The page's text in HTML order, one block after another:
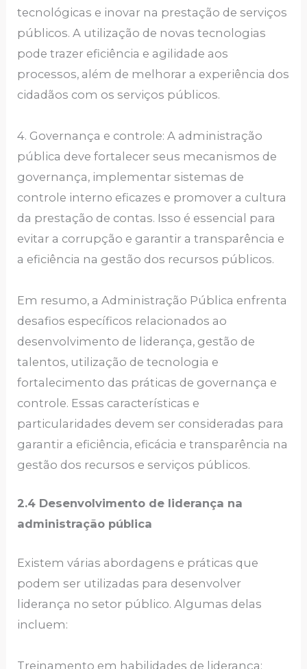
tecnológicas e inovar na prestação de serviços
públicos. A utilização de novas tecnologias
pode trazer eficiência e agilidade aos
processos, além de melhorar a experiência dos
cidadãos com os serviços públicos.
4. Governança e controle: A administração
pública deve fortalecer seus mecanismos de
governança, implementar sistemas de
controle interno eficazes e promover a cultura
da prestação de contas. Isso é essencial para
evitar a corrupção e garantir a transparência e
a eficiência na gestão dos recursos públicos.
Em resumo, a Administração Pública enfrenta
desafios específicos relacionados ao
desenvolvimento de liderança, gestão de
talentos, utilização de tecnologia e
fortalecimento das práticas de governança e
controle. Essas características e
particularidades devem ser consideradas para
garantir a eficiência, eficácia e transparência na
gestão dos recursos e serviços públicos.
2.4 Desenvolvimento de liderança na
administração pública
Existem várias abordagens e práticas que
podem ser utilizadas para desenvolver
liderança no setor público. Algumas delas
incluem:
Treinamento em habilidades de liderança: